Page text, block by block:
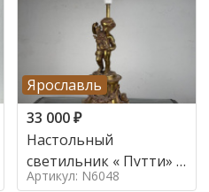
Ярославль
33 000₽
Настольный
светильник « Путти» в
стиле
Артикул: N6048